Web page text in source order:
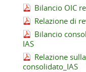
Bilancio OIC
Relazione di
Bilancio
IAS
Relazione
consolidato_IAS